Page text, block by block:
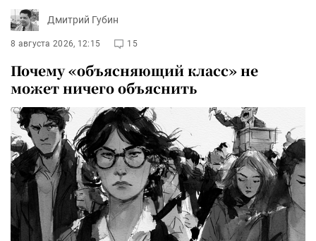
Дмитрий Губин
8 августа 2026, 12:15 15
Почему «объясняющий класс» не
может ничего объяснить